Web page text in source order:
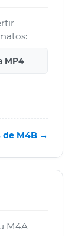
MP4
de M4B →
M4A